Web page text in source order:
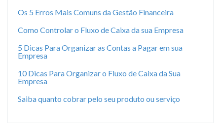
Os 5 Erros Mais Comuns da Gestão Financeira
Como Controlar o Fluxo de Caixa da sua Empresa
5 Dicas Para Organizar as Contas a Pagar em sua
Empresa
10 Dicas Para Organizar o Fluxo de Caixa da Sua
Empresa
Saiba quanto cobrar pelo seu produto ou serviço